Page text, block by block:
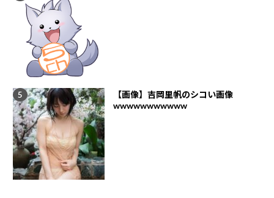
【画像】吉岡里帆のシコい画像
wwwwwwwwwww